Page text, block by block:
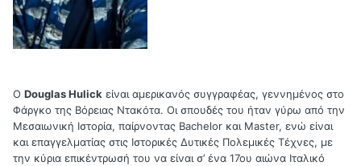
Ο DouglasHulick είναι αμερικανός συγγραφέας, γεννημένος στο
Φάργκο της Βόρειας Ντακότα. Οι σπουδές του ήταν γύρω από την
Μεσαιωνική Ιστορία, παίρνοντας Bachelor και Master, ενώ είναι
και επαγγελματίας στις Ιστορικές Δυτικές Πολεμικές Τέχνες, με
την κύρια επικέντρωσή του να είναι σ’ ένα 17ου αιώνα Ιταλικό